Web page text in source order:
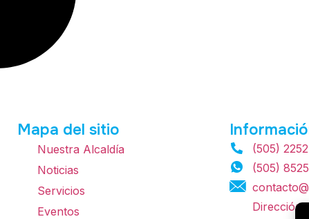
Mapa del sitio
Nuestra Alcaldía
Noticias
Servicios
Eventos
(505)
(505)